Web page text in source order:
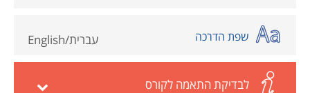
עברית/English שפת הדרכה
לבדיקת התאמה לקורס